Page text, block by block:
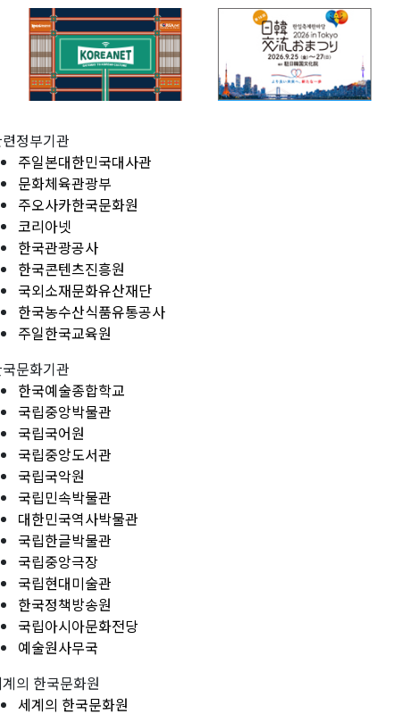
정부기관
주일본대한민국대사관
문화체육관광부
주오사카한국문화원
코리아넷
한국관광공사
한국콘텐츠진흥원
국외소재문화유산재단
한국농수산식품유통공사
주일한국교육원
문화기관
한국예술종합학교
국립중앙박물관
국립국어원
국립중앙도서관
국립국악원
국립민속박물관
대한민국역사박물관
국립한글박물관
국립중앙극장
국립현대미술관
한국정책방송원
국립아시아문화전당
예술원사무국
의 한국문화원
세계의 한국문화원